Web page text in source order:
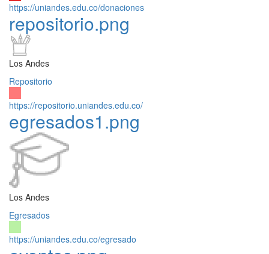
https://uniandes.edu.co/donaciones
repositorio.png
Los Andes
Repositorio
https://repositorio.uniandes.edu.co/
egresados1.png
Los Andes
Egresados
https://uniandes.edu.co/egresado